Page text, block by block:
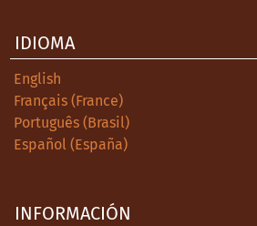
IDIOMA
English
Français (France)
Português (Brasil)
Español (España)
INFORMACIÓN